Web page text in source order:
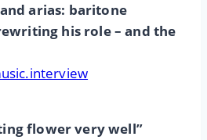
arias: baritone
his role – and the
flower very well”